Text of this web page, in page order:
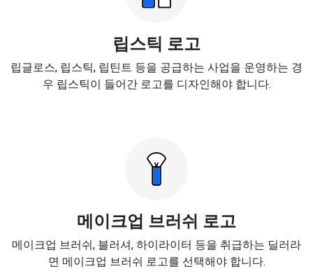
립스틱 로고
립글로스, 립스틱, 립틴트 등을 공급하는 사업을 운영하는 경
우 립스틱이 들어간 로고를 디자인해야 합니다.
메이크업 브러쉬 로고
메이크업 브러쉬, 블러셔, 하이라이터 등을 취급하는 딜러라
면 메이크업 브러쉬 로고를 선택해야 합니다.